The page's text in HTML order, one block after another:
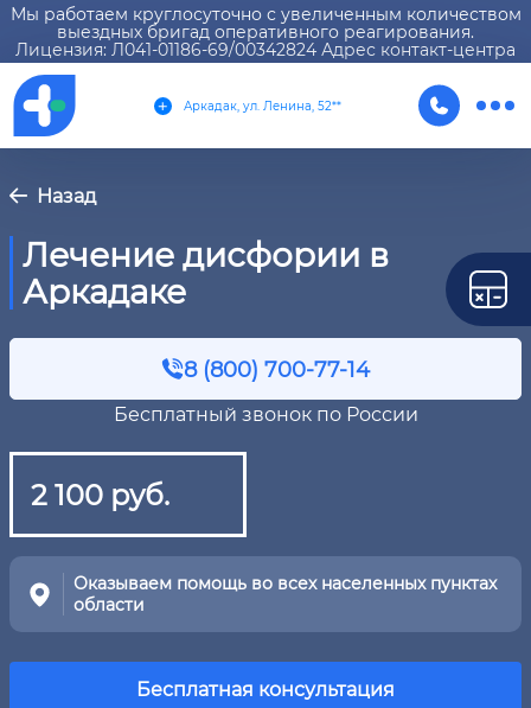
Мы работаем круглосуточно с увеличенным количеством
выездных бригад оперативного реагирования.
Лицензия: Л041-01186-69/00342824 Адрес контакт-центра
Аркадак, ул. Ленина, 52**
Назад
Лечение дисфории в
Аркадаке
8 (800) 700-77-14
Бесплатный звонок по России
2 100 руб.
Оказываем помощь во всех населенных пунктах
области
Бесплатная консультация